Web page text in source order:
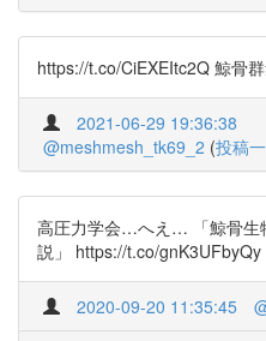
https://t.co/CiEXEItc2Q 鯨骨
2021-06-29 19:36:38
@meshmesh_tk69_2 (投稿
高圧力学会…へえ… 「鯨骨生
説」 https://t.co/gnK3UFbyQy
2020-09-20 11:35:45